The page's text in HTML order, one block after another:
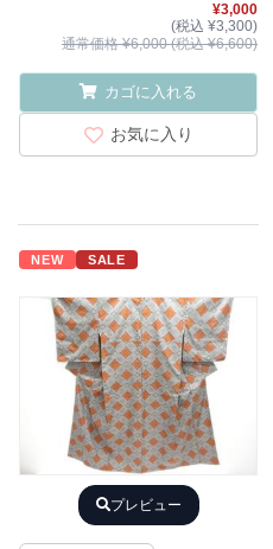
¥3,000
(税込 ¥3,300)
通常価格 ¥6,000 (税込 ¥6,600)
カゴに入れる
お気に入り
NEW SALE
プレビュー